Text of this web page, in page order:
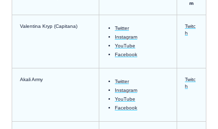
m
Valentina Kryp (Capitana)
Twitter
Instagram
YouTube
Facebook
Twitc
h
Akali Army
Twitter
Instagram
YouTube
Facebook
Twitc
h